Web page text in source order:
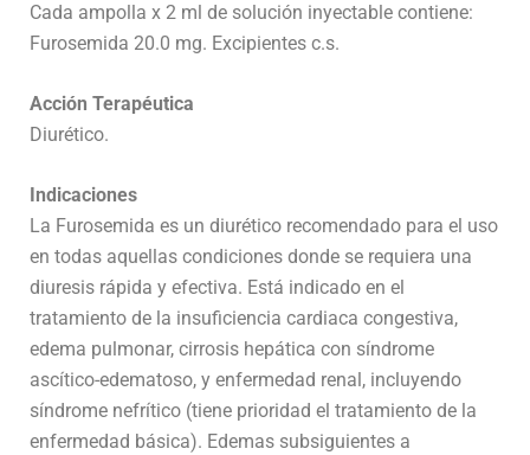
Cada ampolla x 2 ml de solución inyectable contiene:
Furosemida 20.0 mg. Excipientes c.s.
Acción Terapéutica
Diurético.
Indicaciones
La Furosemida es un diurético recomendado para el uso
en todas aquellas condiciones donde se requiera una
diuresis rápida y efectiva. Está indicado en el
tratamiento de la insuficiencia cardiaca congestiva,
edema pulmonar, cirrosis hepática con síndrome
ascítico-edematoso, y enfermedad renal, incluyendo
síndrome nefrítico (tiene prioridad el tratamiento de la
enfermedad básica). Edemas subsiguientes a